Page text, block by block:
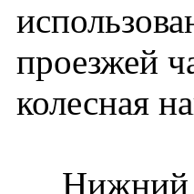
проезжей
колесная
Нижний